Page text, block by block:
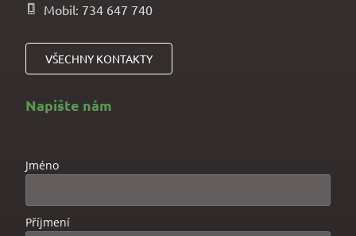
Mobil: 734 647 740
VŠECHNY KONTAKTY
Napište nám
Jméno
Příjmení